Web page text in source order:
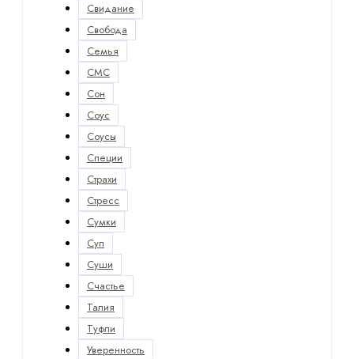
Свидание
Свобода
Семья
СМС
Сон
Соус
Соусы
Специи
Страхи
Стресс
Сумки
Суп
Суши
Счастье
Талия
Туфли
Уверенность